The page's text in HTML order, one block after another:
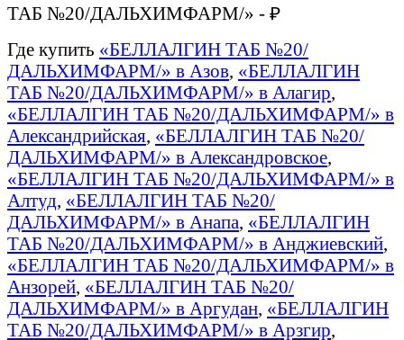
ТАБ №20/ДАЛЬХИМФАРМ/» - ₽
Где купить «БЕЛЛАЛГИН ТАБ №20/
ДАЛЬХИМФАРМ/» в Азов, «БЕЛЛАЛГИН
ТАБ №20/ДАЛЬХИМФАРМ/» в Алагир,
«БЕЛЛАЛГИН ТАБ №20/ДАЛЬХИМФАРМ/» в
Александрийская, «БЕЛЛАЛГИН ТАБ №20/
ДАЛЬХИМФАРМ/» в Александровское,
«БЕЛЛАЛГИН ТАБ №20/ДАЛЬХИМФАРМ/» в
Алтуд, «БЕЛЛАЛГИН ТАБ №20/
ДАЛЬХИМФАРМ/» в Анапа, «БЕЛЛАЛГИН
ТАБ №20/ДАЛЬХИМФАРМ/» в Анджиевский,
«БЕЛЛАЛГИН ТАБ №20/ДАЛЬХИМФАРМ/» в
Анзорей, «БЕЛЛАЛГИН ТАБ №20/
ДАЛЬХИМФАРМ/» в Аргудан, «БЕЛЛАЛГИН
ТАБ №20/ДАЛЬХИМФАРМ/» в Арзгир,